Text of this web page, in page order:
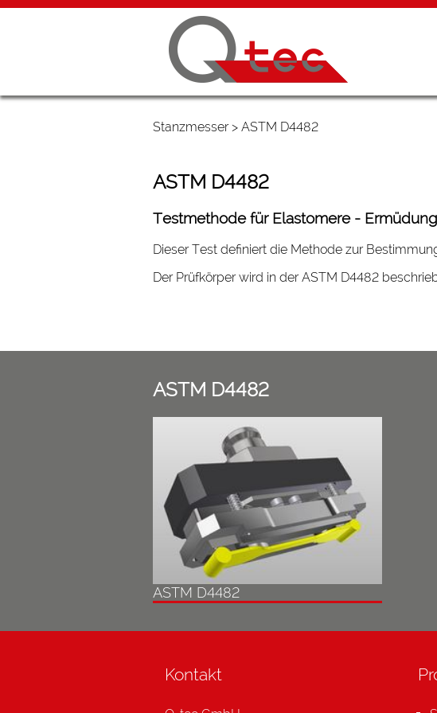
Stanzmesser> ASTM D4482
ASTM D4482
Testmethode für Elastomere -
Dieser Test definiert die Methode zur
Der Prüfkörper wird in der ASTM D4482
ASTM D4482
ASTM D4482
Kontakt